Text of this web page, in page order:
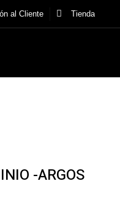
al Cliente Tienda
-ARGOS